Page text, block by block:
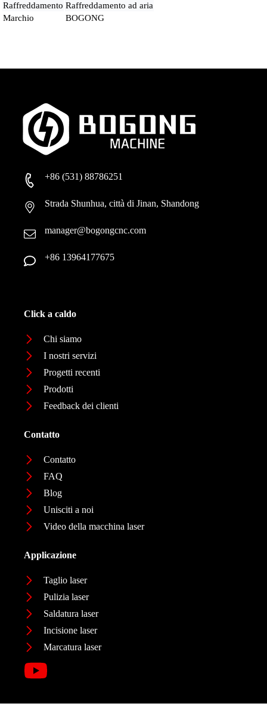
Raffreddamento Raffreddamento ad aria
Marchio
BOGONG
+86 (531) 88786251
Strada Shunhua, città di Jinan, Shandong
manager@bogongcnc.com
+86 13964177675
Click a caldo
Chi siamo
I nostri servizi
Progetti recenti
Prodotti
Feedback dei clienti
Contatto
Contatto
FAQ
Blog
Unisciti a noi
Video della macchina laser
Applicazione
Taglio laser
Pulizia laser
Saldatura laser
Incisione laser
Marcatura laser